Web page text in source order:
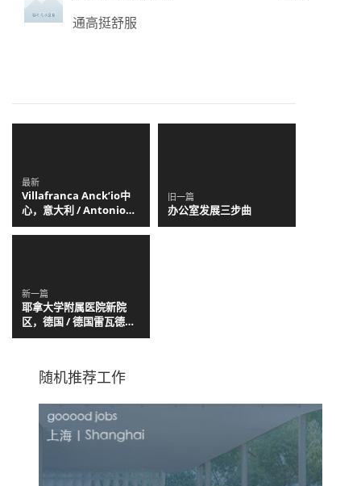
通高挺舒服
最新
Villafranca Anck’io中
心，意大利 / Antonio
Ravalli Architetti
旧一篇
办公室发展三步曲
新一篇
耶拿大学附属医院新院
区，德国 / 德国雷瓦德景
观建筑事务所
随机推荐工作